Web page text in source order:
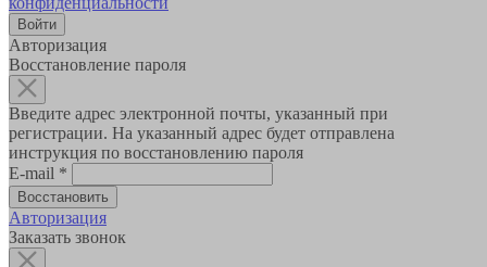
Авторизация
Восстановление пароля
Введите адрес электронной почты, указанный при
регистрации. На указанный адрес будет отправлена
инструкция по восстановлению пароля
E-mail *
Авторизация
Заказать звонок